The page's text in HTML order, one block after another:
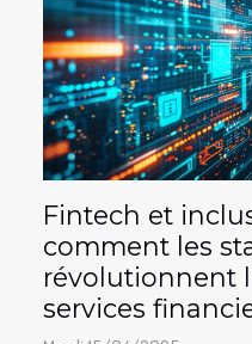
Fintech et
comment les
révolutionnent
services